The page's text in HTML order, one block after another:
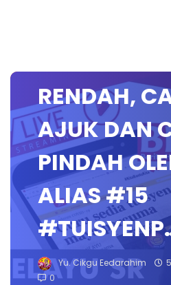
MELAYU
RENDAH,
AJUK DAN
PINDAH
ALIAS #15
Yu. Cikgu Eedarahim
0